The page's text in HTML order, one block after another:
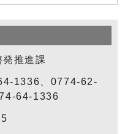
推進課
1336、0774-62-
64-1336